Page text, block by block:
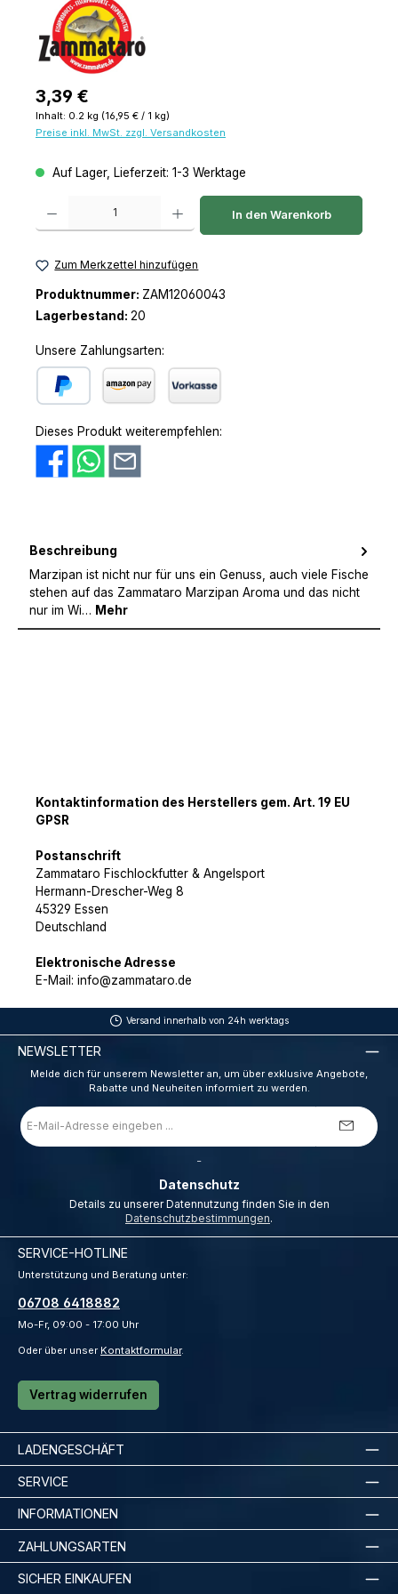
Regulärer Preis:
3,39 €
Inhalt: 0.2 kg (16,95 € / 1 kg)
Preise inkl. MwSt. zzgl. Versandkosten
Auf Lager, Lieferzeit: 1-3 Werktage
Produkt Anzahl: Gib den gewünschten Wert ein oder benutze die
In den Warenkorb
Zum Merkzettel hinzufügen
Produktnummer: ZAM12060043
Lagerbestand: 20
Unsere Zahlungsarten:
Dieses Produkt weiterempfehlen:
Beschreibung
Marzipan ist nicht nur für uns ein Genuss, auch viele Fische
stehen auf das Zammataro Marzipan Aroma und das nicht
nur im Wi… Mehr
Kontaktinformation des Herstellers gem. Art. 19 EU
GPSR
Postanschrift
Zammataro Fischlockfutter & Angelsport
Hermann-Drescher-Weg 8
45329 Essen
Deutschland
Elektronische Adresse
E-Mail: info@zammataro.de
Versand innerhalb von 24h werktags
NEWSLETTER
Melde dich für unserem Newsletter an, um über exklusive Angebote,
Rabatte und Neuheiten informiert zu werden.
E-
Mail-
Adresse
Datenschutz
Datenschutzbestimmungen.
SERVICE-HOTLINE
Unterstützung und Beratung unter:
06708 6418882
Mo-Fr, 09:00 - 17:00 Uhr
Oder über unser Kontaktformular.
Vertrag widerrufen
LADENGESCHÄFT
SERVICE
INFORMATIONEN
ZAHLUNGSARTEN
SICHER EINKAUFEN